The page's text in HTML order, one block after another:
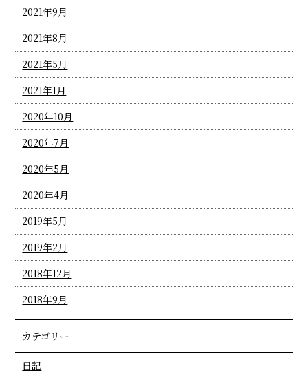
2021年9月
2021年8月
2021年5月
2021年1月
2020年10月
2020年7月
2020年5月
2020年4月
2019年5月
2019年2月
2018年12月
2018年9月
カテゴリー
日記